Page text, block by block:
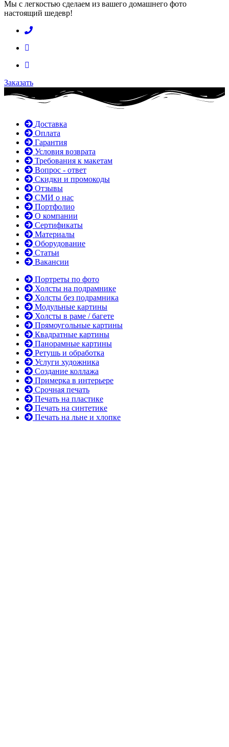
Мы с легкостью сделаем из вашего домашнего фото
настоящий шедевр!
Заказать
Доставка
Оплата
Гарантия
Условия возврата
Требования к макетам
Вопрос - ответ
Скидки и промокоды
Отзывы
СМИ о нас
Портфолио
О компании
Сертификаты
Материалы
Оборудование
Статьи
Вакансии
Портреты по фото
Холсты на подрамнике
Холсты без подрамника
Модульные картины
Холсты в раме / багете
Прямоугольные картины
Квадратные картины
Панорамные картины
Ретушь и обработка
Услуги художника
Создание коллажа
Примерка в интерьере
Срочная печать
Печать на пластике
Печать на синтетике
Печать на льне и хлопке